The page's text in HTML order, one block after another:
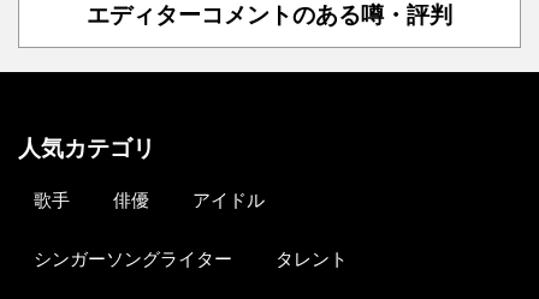
エディターコメントのある噂・評判
人気カテゴリ
歌手 俳優 アイドル
シンガーソングライター タレント